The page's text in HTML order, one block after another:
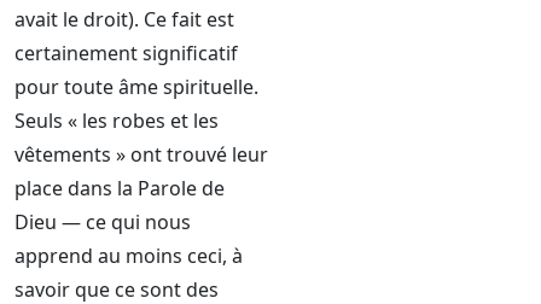
avait le droit). Ce fait est
certainement significatif
pour toute âme spirituelle.
Seuls « les robes et les
vêtements » ont trouvé leur
place dans la Parole de
Dieu — ce qui nous
apprend au moins ceci, à
savoir que ce sont des